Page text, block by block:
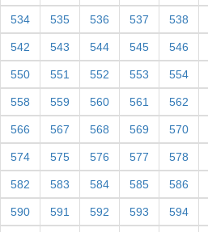
534 535 536 537 538
542 543 544 545 546
550 551 552 553 554
558 559 560 561 562
566 567 568 569 570
574 575 576 577 578
582 583 584 585 586
590 591 592 593 594